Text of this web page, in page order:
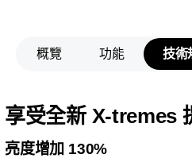
概覽 功能 技術
享受全新 X-tremes
亮度增加 130%